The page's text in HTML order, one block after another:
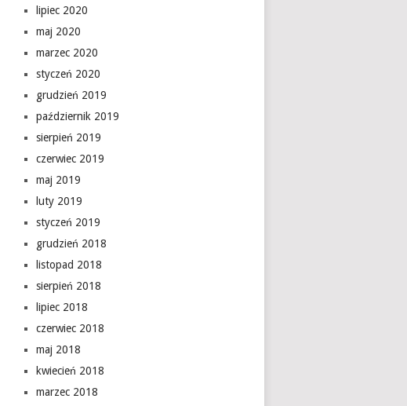
lipiec 2020
maj 2020
marzec 2020
styczeń 2020
grudzień 2019
październik 2019
sierpień 2019
czerwiec 2019
maj 2019
luty 2019
styczeń 2019
grudzień 2018
listopad 2018
sierpień 2018
lipiec 2018
czerwiec 2018
maj 2018
kwiecień 2018
marzec 2018